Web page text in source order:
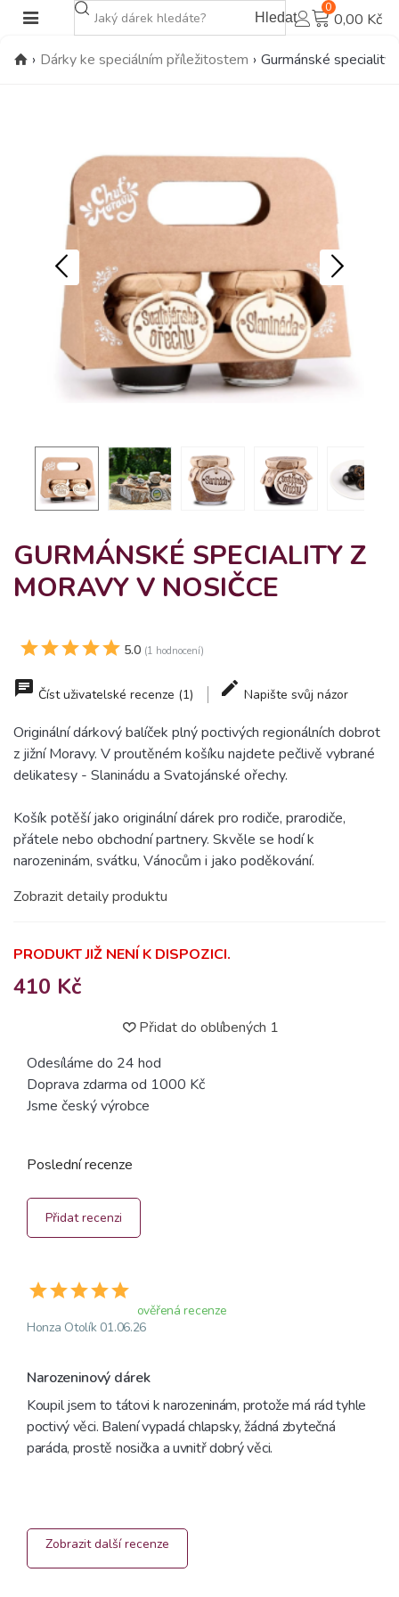
Hledat
0
0,00 Kč
› Dárky ke speciálním příležitostem › Gurmánské speciality
GURMÁNSKÉ SPECIALITY Z
MORAVY V NOSIČCE
5.0 (1 hodnocení)
Číst uživatelské recenze (1) Napište svůj názor
Originální dárkový balíček plný poctivých regionálních dobrot
z jižní Moravy. V proutěném košíku najdete pečlivě vybrané
delikatesy - Slaninádu a Svatojánské ořechy.
Košík potěší jako originální dárek pro rodiče, prarodiče,
přátele nebo obchodní partnery. Skvěle se hodí k
narozeninám, svátku, Vánocům i jako poděkování.
Zobrazit detaily produktu
PRODUKT JIŽ NENÍ K DISPOZICI.
410 Kč
Přidat do oblíbených 1
Odesíláme do 24 hod
Doprava zdarma od 1000 Kč
Jsme český výrobce
Poslední recenze
Přidat recenzi
ověřená recenze
Honza Otolík 01.06.26
Narozeninový dárek
Koupil jsem to tátovi k narozeninám, protože má rád tyhle
poctivý věci. Balení vypadá chlapsky, žádná zbytečná
paráda, prostě nosička a uvnitř dobrý věci.
Zobrazit další recenze